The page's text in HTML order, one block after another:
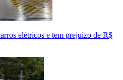
elétricos e tem prejuízo de R$